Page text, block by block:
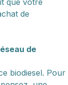
de
de
biodiesel. Pour